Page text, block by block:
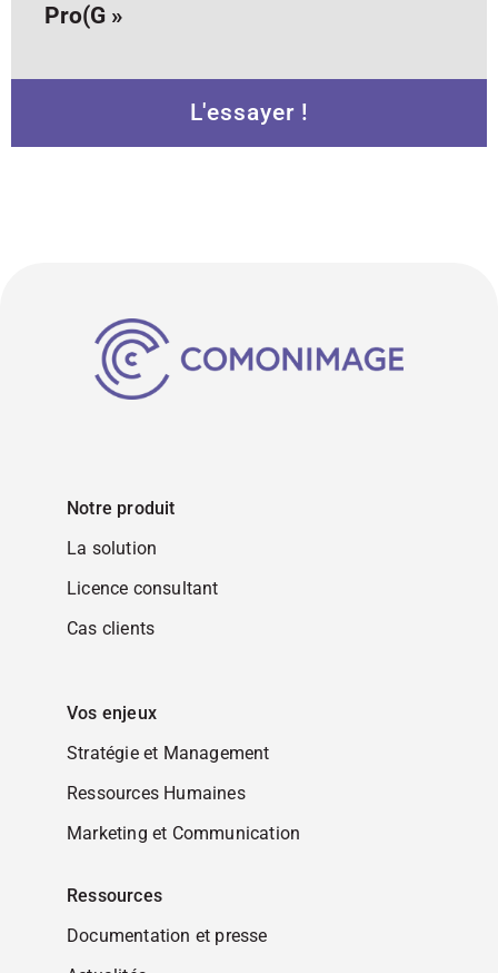
Pro(G »
L'essayer !
Notre produit
La solution
Licence consultant
Cas clients
Vos enjeux
Stratégie et Management
Ressources Humaines
Marketing et Communication
Ressources
Documentation et presse